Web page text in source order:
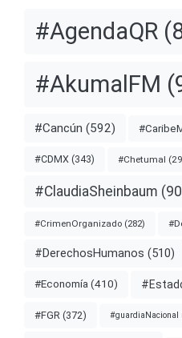
#AgendaQR
#AkumalFM
#Cancún (592)
#CDMX (343) #Chetumal
#ClaudiaSheinbaum
#CrimenOrganizado (282)
#DerechosHumanos (510)
#Economía (410)
#FGR (372) #guardiaNacional